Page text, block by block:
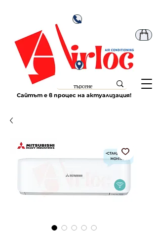
Сайтът е в процес на актуализация!